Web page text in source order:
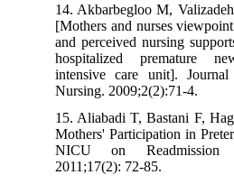
14. Akbarbegloo M,
[Mothers and nurses
and perceived nursing
hospitalized premature
intensive care unit].
Nursing. 2009;2(2):71-4.
15. Aliabadi T, Bastani F,
Mothers' Participation in
NICU on
2011;17(2): 72-85.